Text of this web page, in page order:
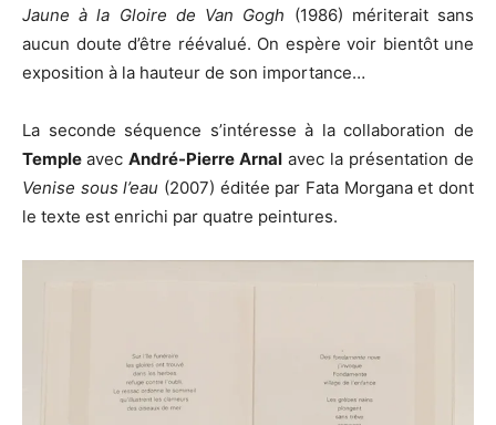
Jaune à la Gloire de Van Gogh (1986) mériterait sans
aucun doute d’être réévalué. On espère voir bientôt une
exposition à la hauteur de son importance…
La seconde séquence s’intéresse à la collaboration de
Temple avec André-Pierre Arnal avec la présentation de
Venise sous l’eau (2007) éditée par Fata Morgana et dont
le texte est enrichi par quatre peintures.